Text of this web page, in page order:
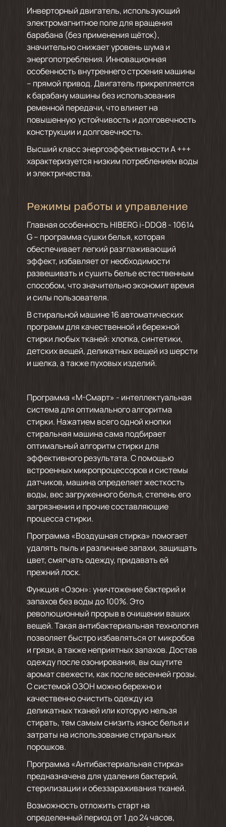
Инверторный двигатель, использующий
электромагнитное поле для вращения
барабана (без применения щёток),
значительно снижает уровень шума и
энергопотребления. Инновационная
особенность внутреннего строения машины
– прямой привод. Двигатель прикрепляется
к барабану машины без использования
ременной передачи, что влияет на
повышенную устойчивость и долговечность
конструкции и долговечность.
Высший класс энергоэффективности А +++
характеризуется низким потреблением воды
и электричества.
Режимы работы и управление
Главная особенность HIBERG i-DDQ8 - 10614
G – программа сушки белья, которая
обеспечивает легкий разглаживающий
эффект, избавляет от необходимости
развешивать и сушить белье естественным
способом, что значительно экономит время
и силы пользователя.
В стиральной машине 16 автоматических
программ для качественной и бережной
стирки любых тканей: хлопка, синтетики,
детских вещей, деликатных вещей из шерсти
и шелка, а также пуховых изделий.
Программа «М-Смарт» - интеллектуальная
система для оптимального алгоритма
стирки. Нажатием всего одной кнопки
стиральная машина сама подбирает
оптимальный алгоритм стирки для
эффективного результата. С помощью
встроенных микропроцессоров и системы
датчиков, машина определяет жесткость
воды, вес загруженного белья, степень его
загрязнения и прочие составляющие
процесса стирки.
Программа «Воздушная стирка» помогает
удалять пыль и различные запахи, защищать
цвет, смягчать одежду, придавать ей
прежний лоск.
Функция «Озон»: уничтожение бактерий и
запахов без воды до 100%. Это
революционный прорыв в очищении ваших
вещей. Такая антибактериальная технология
позволяет быстро избавляться от микробов
и грязи, а также неприятных запахов. Достав
одежду после озонирования, вы ощутите
аромат свежести, как после весенней грозы.
С системой ОЗОН можно бережно и
качественно очистить одежду из
деликатных тканей или которую нельзя
стирать, тем самым снизить износ белья и
затраты на использование стиральных
порошков.
Программа «Антибактериальная стирка»
предназначена для удаления бактерий,
стерилизации и обеззараживания тканей.
Возможность отложить старт на
определенный период от 1 до 24 часов,